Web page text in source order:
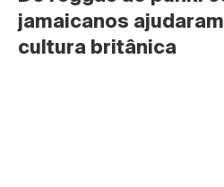
jamaicanos
cultura britânica